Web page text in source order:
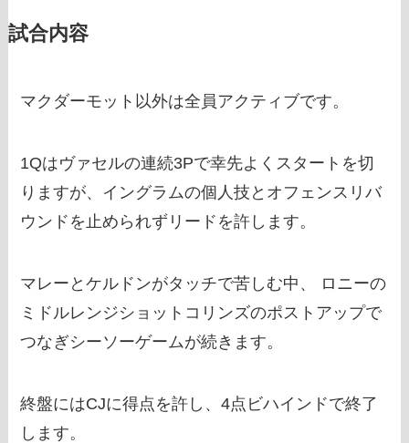
試合内容
マクダーモット以外は全員アクティブです。
1Qはヴァセルの連続3Pで幸先よくスタートを切
りますが、イングラムの個人技とオフェンスリバ
ウンドを止められずリードを許します。
マレーとケルドンがタッチで苦しむ中、 ロニーの
ミドルレンジショットコリンズのポストアップで
つなぎシーソーゲームが続きます。
終盤にはCJに得点を許し、4点ビハインドで終了
します。